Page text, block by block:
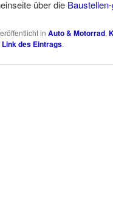
über die
in Auto & Motorrad,
des Eintrags.